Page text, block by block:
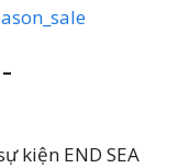
kiện END SEA